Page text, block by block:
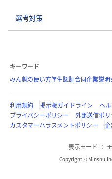
選考対策
キーワード
みん就の使い方学生認証合同企業説明
利用規約 掲示板ガイドライン ヘ
プライバシーポリシー
外部送信ポリ
カスタマーハラスメントポリシー
企
表示モード
Copyright © Minshu